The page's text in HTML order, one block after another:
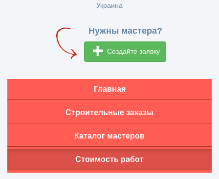
Украина
Нужны мастера?
Создайте заявку
Главная
Строительные заказы
Каталог мастеров
Стоимость работ